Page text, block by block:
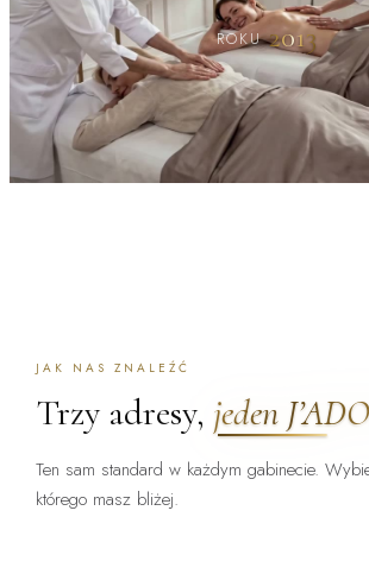
ROKU 2013
JAK NAS ZNALEŹĆ
Trzy adresy, jeden
Ten sam standard w każdym gabinecie.
którego masz bliżej.